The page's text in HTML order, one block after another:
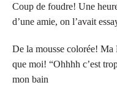
Coup de foudre! Une
d’une amie, on l’avait
De la mousse colorée! Ma
que moi! “Ohhhh c’est
mon bain